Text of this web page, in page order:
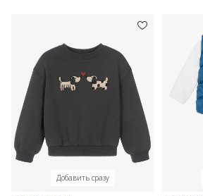
Добавить сразу